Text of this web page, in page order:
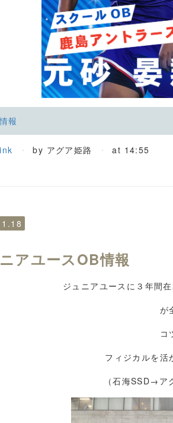
報
by アグア姫路 at 14:55
アユースOB情報
ジュニアユースに３年間
が
コ
フィジカルを活
（石海SSD→